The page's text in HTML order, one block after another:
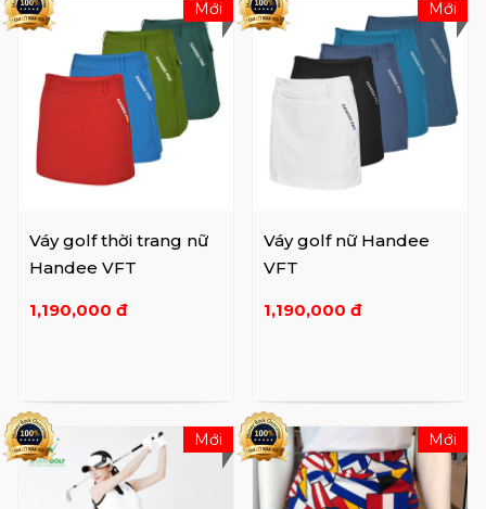
Váy golf thời trang nữ
Handee VFT
1,190,000 đ
Mới
Váy golf nữ Handee
VFT
1,190,000 đ
Mới
Mới Mới